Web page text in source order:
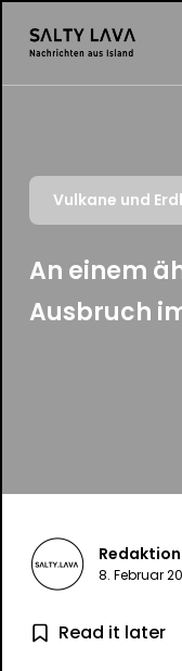
Vulkane und
An einem
Ausbruch
Redaktion
8. Februar
Read it later